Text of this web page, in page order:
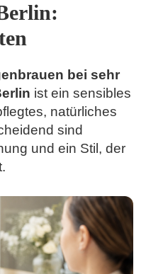
bei sehr
ist ein sensibles
natürliches
sind
und ein Stil, der